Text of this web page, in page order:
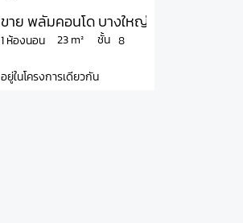
ขาย พลัมคอนโด บางใหญ่ สเตชั่น ชั้น 8 วิ
1 ห้องนอน ชั้น
23 m² 8
อยู่ในโครงการเดียวกัน